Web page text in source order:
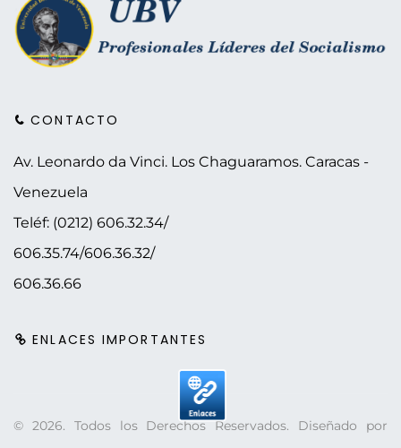
CONTACTO
Av. Leonardo da Vinci. Los Chaguaramos. Caracas -
Venezuela
Teléf: (0212) 606.32.34/
606.35.74/606.36.32/
606.36.66
ENLACES IMPORTANTES
© 2026. Todos los Derechos Reservados. Diseñado por